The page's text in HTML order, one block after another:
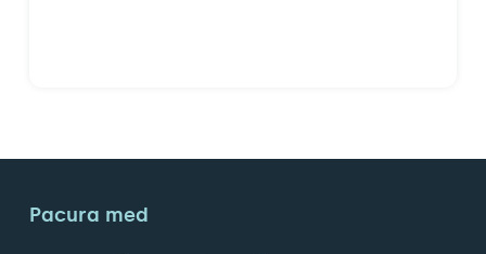
Pacura med